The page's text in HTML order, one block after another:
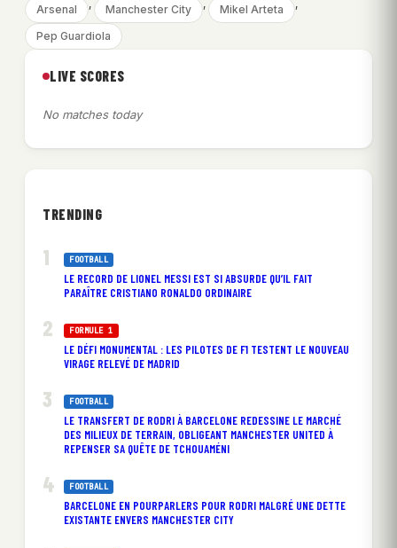
Arsenal , Manchester City , Mikel Arteta ,
Pep Guardiola
LIVE SCORES
No matches today
TRENDING
FOOTBALL
LE RECORD DE LIONEL MESSI EST SI ABSURDE QU’IL FAIT
PARAÎTRE CRISTIANO RONALDO ORDINAIRE
FORMULE 1
LE DÉFI MONUMENTAL : LES PILOTES DE F1 TESTENT LE NOUVEAU
VIRAGE RELEVÉ DE MADRID
FOOTBALL
LE TRANSFERT DE RODRI À BARCELONE REDESSINE LE MARCHÉ
DES MILIEUX DE TERRAIN, OBLIGEANT MANCHESTER UNITED À
REPENSER SA QUÊTE DE TCHOUAMÉNI
FOOTBALL
BARCELONE EN POURPARLERS POUR RODRI MALGRÉ UNE DETTE
EXISTANTE ENVERS MANCHESTER CITY